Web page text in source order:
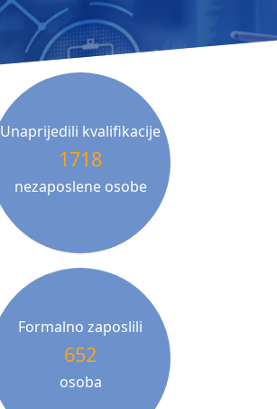
Unaprijedili kvalifikacije
1718
nezaposlene osobe
Formalno zaposlili
652
osoba